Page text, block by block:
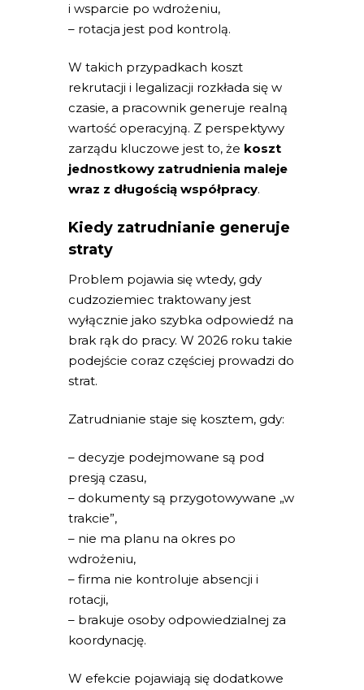
i wsparcie po wdrożeniu,
– rotacja jest pod kontrolą.
W takich przypadkach koszt
rekrutacji i legalizacji rozkłada się w
czasie, a pracownik generuje realną
wartość operacyjną. Z perspektywy
zarządu kluczowe jest to, że koszt
jednostkowy zatrudnienia maleje
wraz z długością współpracy.
Kiedy zatrudnianie generuje
straty
Problem pojawia się wtedy, gdy
cudzoziemiec traktowany jest
wyłącznie jako szybka odpowiedź na
brak rąk do pracy. W 2026 roku takie
podejście coraz częściej prowadzi do
strat.
Zatrudnianie staje się kosztem, gdy:
– decyzje podejmowane są pod
presją czasu,
– dokumenty są przygotowywane „w
trakcie”,
– nie ma planu na okres po
wdrożeniu,
– firma nie kontroluje absencji i
rotacji,
– brakuje osoby odpowiedzialnej za
koordynację.
W efekcie pojawiają się dodatkowe